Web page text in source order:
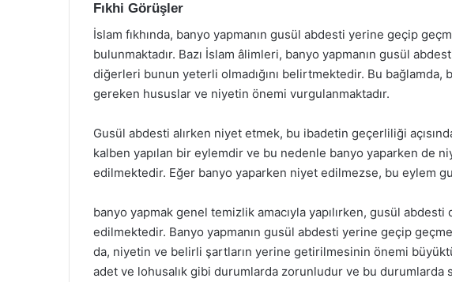
Fıkhi Görüşler
İslam fıkhında, banyo yapmanın gusül abdesti yerine geçip
bulunmaktadır. Bazı İslam âlimleri, banyo yapmanın gusül
diğerleri bunun yeterli olmadığını belirtmektedir. Bu bağlamda,
gereken hususlar ve niyetin önemi vurgulanmaktadır.
Gusül abdesti alırken niyet etmek, bu ibadetin geçerliliği
kalben yapılan bir eylemdir ve bu nedenle banyo yaparken de
edilmektedir. Eğer banyo yaparken niyet edilmezse, bu eylem
banyo yapmak genel temizlik amacıyla yapılırken, gusül
edilmektedir. Banyo yapmanın gusül abdesti yerine geçip
da, niyetin ve belirli şartların yerine getirilmesinin önemi
adet ve lohusalık gibi durumlarda zorunludur ve bu durumlarda